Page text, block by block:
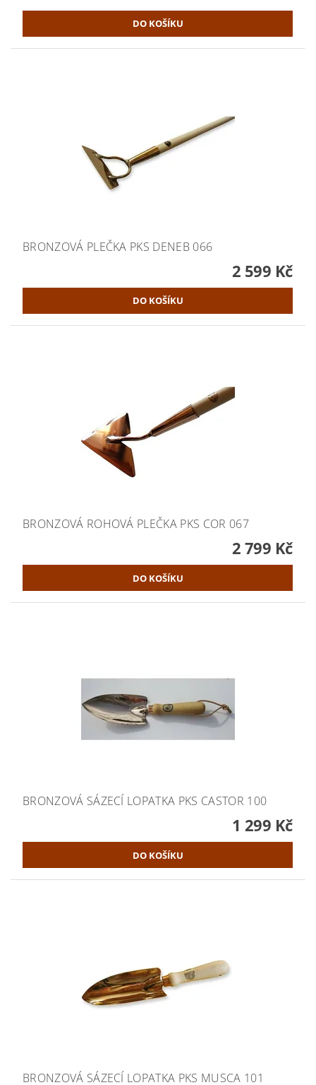
BRONZOVÁ PLEČKA PKS DENEB 066
2 599 Kč
BRONZOVÁ ROHOVÁ PLEČKA PKS COR 067
2 799 Kč
BRONZOVÁ SÁZECÍ LOPATKA PKS CASTOR 100
1 299 Kč
BRONZOVÁ SÁZECÍ LOPATKA PKS MUSCA 101